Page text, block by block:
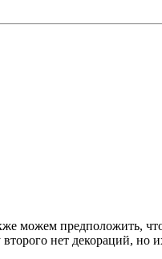
можем предположить,
нет декораций, но